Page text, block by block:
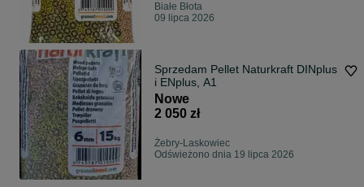
Białe Błota
09 lipca 2026
Sprzedam Pellet Naturkraft DINplus
i ENplus, A1
Nowe
2 050 zł
Żebry-Laskowiec
Odświeżono dnia 19 lipca 2026